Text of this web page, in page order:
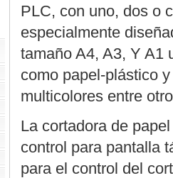
PLC, con uno, dos o
especialmente
tamaño A4, A3, Y A1
como papel-plástico
multicolores entre
La cortadora de
control para pantalla
para el control del